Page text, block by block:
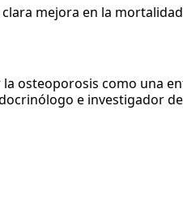
mejora en la
osteoporosis como una
e investigador de